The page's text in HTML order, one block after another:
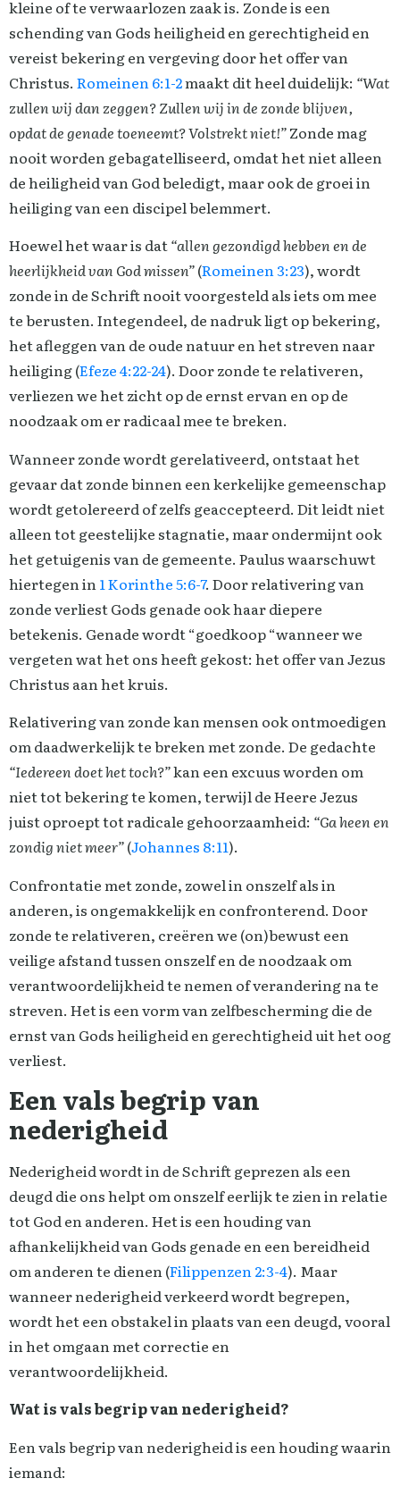
kleine of te verwaarlozen zaak is. Zonde is een
schending van Gods heiligheid en gerechtigheid en
vereist bekering en vergeving door het offer van
Christus. Romeinen 6:1-2maakt dit heel duidelijk: “Wat
zullen wij dan zeggen? Zullen wij in de zonde blijven,
opdat de genade toeneemt? Volstrekt niet!”Zonde mag
nooit worden gebagatelliseerd, omdat het niet alleen
de heiligheid van God beledigt, maar ook de groei in
heiliging van een discipel belemmert.
Hoewel het waar is dat“allen gezondigd hebben en de
heerlijkheid van God missen”(Romeinen 3:23), wordt
zonde in de Schrift nooit voorgesteld als iets om mee
te berusten. Integendeel, de nadruk ligt op bekering,
het afleggen van de oude natuur en het streven naar
heiliging (Efeze 4:22-24). Door zonde te relativeren,
verliezen we het zicht op de ernst ervan en op de
noodzaak om er radicaal mee te breken.
Wanneer zonde wordt gerelativeerd, ontstaat het
gevaar dat zonde binnen een kerkelijke gemeenschap
wordt getolereerd of zelfs geaccepteerd. Dit leidt niet
alleen tot geestelijke stagnatie, maar ondermijnt ook
het getuigenis van de gemeente. Paulus waarschuwt
hiertegen in1 Korinthe 5:6-7. Door relativering van
zonde verliest Gods genade ook haar diepere
betekenis. Genade wordt “goedkoop “wanneer we
vergeten wat het ons heeft gekost: het offer van Jezus
Christus aan het kruis.
Relativering van zonde kan mensen ook ontmoedigen
om daadwerkelijk te breken met zonde. De gedachte
“Iedereen doet het toch?”kan een excuus worden om
niet tot bekering te komen, terwijl de Heere Jezus
juist oproept tot radicale gehoorzaamheid: “Ga heen en
zondig niet meer”(Johannes 8:11).
Confrontatie met zonde, zowel in onszelf als in
anderen, is ongemakkelijk en confronterend. Door
zonde te relativeren, creëren we (on)bewust een
veilige afstand tussen onszelf en de noodzaak om
verantwoordelijkheid te nemen of verandering na te
streven. Het is een vorm van zelfbescherming die de
ernst van Gods heiligheid en gerechtigheid uit het oog
verliest.
Een vals begrip van
nederigheid
Nederigheid wordt in de Schrift geprezen als een
deugd die ons helpt om onszelf eerlijk te zien in relatie
tot God en anderen. Het is een houding van
afhankelijkheid van Gods genade en een bereidheid
om anderen te dienen (Filippenzen 2:3-4). Maar
wanneer nederigheid verkeerd wordt begrepen,
wordt het een obstakel in plaats van een deugd, vooral
in het omgaan met correctie en
verantwoordelijkheid.
Wat is vals begrip van nederigheid?
Een vals begrip van nederigheid is een houding waarin
iemand: